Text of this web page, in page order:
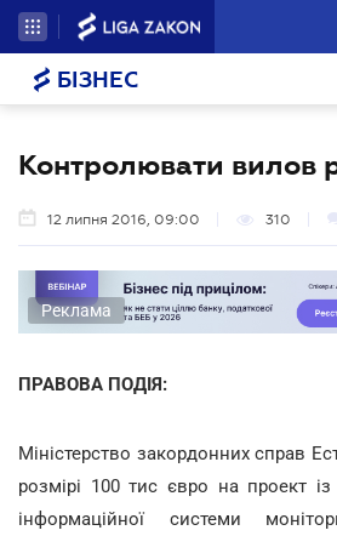
БІЗНЕС
Контролювати вилов
12 липня 2016, 09:00 310
Реклама
ПРАВОВА ПОДІЯ:
Міністерство закордонних справ
розмірі 100 тис євро на проект
інформаційної системи